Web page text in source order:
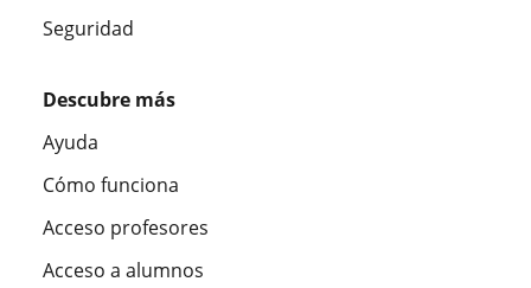
Seguridad
Descubre más
Ayuda
Cómo funciona
Acceso profesores
Acceso a alumnos